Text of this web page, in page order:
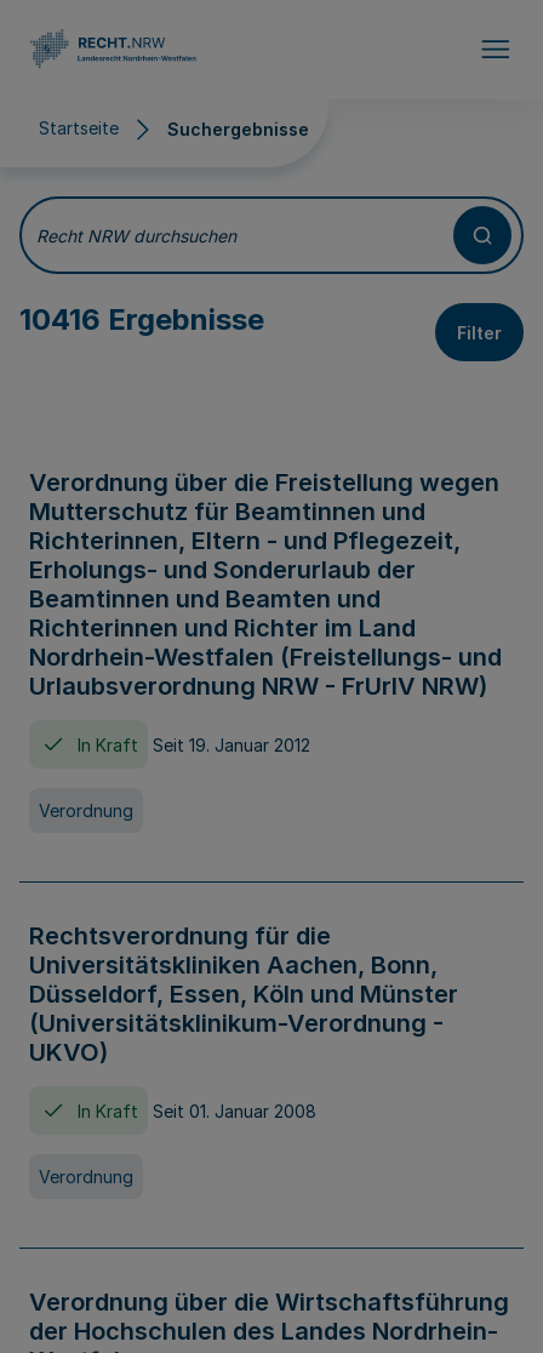
Startseite Suchergebnisse
Suchergebnisse
Recht NRW durchsuchen
10416 Ergebnisse Filter
Verordnung über die Freistellung wegen
Mutterschutz für Beamtinnen und
Richterinnen, Eltern - und Pflegezeit,
Erholungs- und Sonderurlaub der
Beamtinnen und Beamten und
Richterinnen und Richter im Land
Nordrhein-Westfalen (Freistellungs- und
Urlaubsverordnung NRW - FrUrlV NRW)
In Kraft Seit 19. Januar 2012
Verordnung
Rechtsverordnung für die
Universitätskliniken Aachen, Bonn,
Düsseldorf, Essen, Köln und Münster
(Universitätsklinikum-Verordnung -
UKVO)
In Kraft Seit 01. Januar 2008
Verordnung
Verordnung über die Wirtschaftsführung
der Hochschulen des Landes Nordrhein-